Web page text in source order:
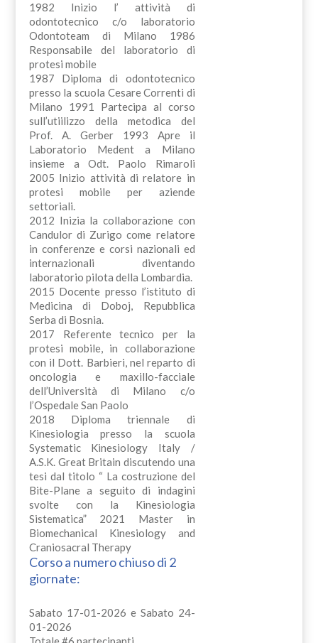
1982 Inizio l’ attività di
odontotecnico c/o laboratorio
Odontoteam di Milano 1986
Responsabile del laboratorio di
protesi mobile
1987 Diploma di odontotecnico
presso la scuola Cesare Correnti di
Milano 1991 Partecipa al corso
sull’utiilizzo della metodica del
Prof. A. Gerber 1993 Apre il
Laboratorio Medent a Milano
insieme a Odt. Paolo Rimaroli
2005 Inizio attività di relatore in
protesi mobile per aziende
settoriali.
2012 Inizia la collaborazione con
Candulor di Zurigo come relatore
in conferenze e corsi nazionali ed
internazionali diventando
laboratorio pilota della Lombardia.
2015 Docente presso l’istituto di
Medicina di Doboj, Repubblica
Serba di Bosnia.
2017 Referente tecnico per la
protesi mobile, in collaborazione
con il Dott. Barbieri, nel reparto di
oncologia e maxillo-facciale
dell’Università di Milano c/o
l’Ospedale San Paolo
2018 Diploma triennale di
Kinesiologia presso la scuola
Systematic Kinesiology Italy /
A.S.K. Great Britain discutendo una
tesi dal titolo “ La costruzione del
Bite-Plane a seguito di indagini
svolte con la Kinesiologia
Sistematica” 2021 Master in
Biomechanical Kinesiology and
Craniosacral Therapy
Corso a numero chiuso di 2
giornate:
Sabato 17-01-2026 e Sabato 24-
01-2026